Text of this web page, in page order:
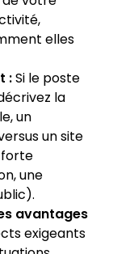
elles
:Si le poste
la
un
un site
forte
une
avantages
exigeants